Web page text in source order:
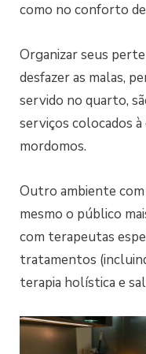
como no conforto
Organizar seus
desfazer as malas,
servido no quarto,
serviços colocados à
mordomos.
Outro ambiente
mesmo o público
com terapeutas
tratamentos
terapia holística e